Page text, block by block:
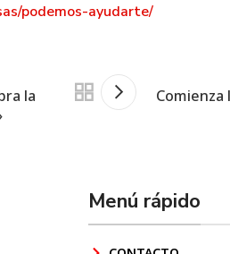
podemos-ayudarte/
la
Comienza
Menú rápido